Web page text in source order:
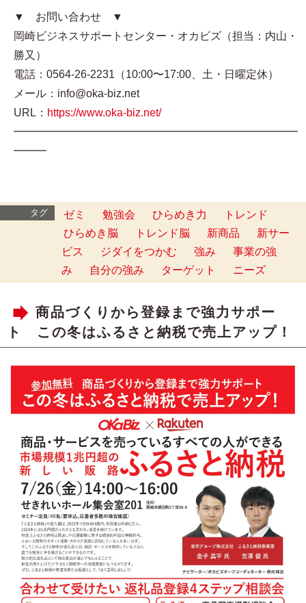
▼ お問い合わせ ▼
岡崎ビジネスサポートセンター・オカビズ（担当：内山・
勝又）
電話：0564-26-2231（10:00〜17:00、土・日曜定休）
メール：info@oka-biz.net
URL： https://www.oka-biz.net/
━━━━━━━━━━━━━━━━━━━━━━━━━━
━━━
タグ ゼミ 勉強会 ひらめき力
トレンド
ひらめき脳
トレンド脳 新商品
新サー
ビス
ジダイをつかむ 強み
事業の強
み
自分の強み ターゲット ニーズ
商品づくりから登録まで強力サポー
ト この冬はふるさと納税で売上アップ！